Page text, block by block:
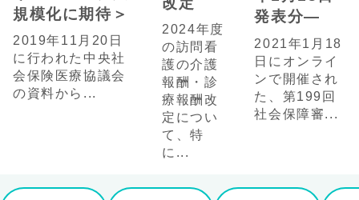
規模化に期待＞
2019年11月20日
に行われた中央社
会保険医療協議会
の資料から...
2024年度
の訪問看
護の介護
報酬・診
療報酬改
定につい
て、特
に...
発表分—
2021年1月18
日にオンライ
ンで開催され
た、第199回
社会保障審...